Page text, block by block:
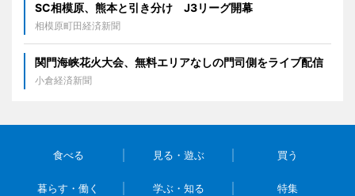
SC相模原、熊本と引き分け J3リーグ開幕
相模原町田経済新聞
関門海峡花火大会、無料エリアなしの門司側をライブ配信
小倉経済新聞
食べる 見る・遊ぶ 買う
暮らす・働く 学ぶ・知る 特集